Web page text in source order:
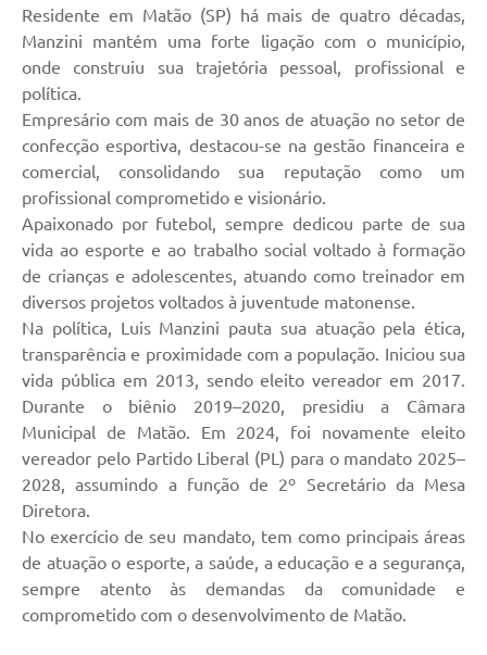
Residente em Matão (SP) há mais de quatro décadas,
Manzini mantém uma forte ligação com o município,
onde construiu sua trajetória pessoal, profissional e
política.
Empresário com mais de 30 anos de atuação no setor de
confecção esportiva, destacou-se na gestão financeira e
comercial, consolidando sua reputação como um
profissional comprometido e visionário.
Apaixonado por futebol, sempre dedicou parte de sua
vida ao esporte e ao trabalho social voltado à formação
de crianças e adolescentes, atuando como treinador em
diversos projetos voltados à juventude matonense.
Na política, Luis Manzini pauta sua atuação pela ética,
transparência e proximidade com a população. Iniciou sua
vida pública em 2013, sendo eleito vereador em 2017.
Durante o biênio 2019–2020, presidiu a Câmara
Municipal de Matão. Em 2024, foi novamente eleito
vereador pelo Partido Liberal (PL) para o mandato 2025–
2028, assumindo a função de 2º Secretário da Mesa
Diretora.
No exercício de seu mandato, tem como principais áreas
de atuação o esporte, a saúde, a educação e a segurança,
sempre atento às demandas da comunidade e
comprometido com o desenvolvimento de Matão.